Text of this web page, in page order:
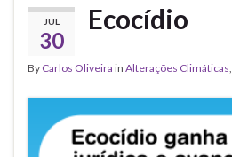
JUL
30
Ecocídio
By Carlos Oliveira in Alterações Climáticas,